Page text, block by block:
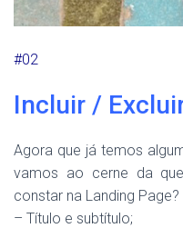
#02
Incluir /
Agora que já temos
vamos ao cerne da
constar na Landing Page?
– Título e subtítulo;